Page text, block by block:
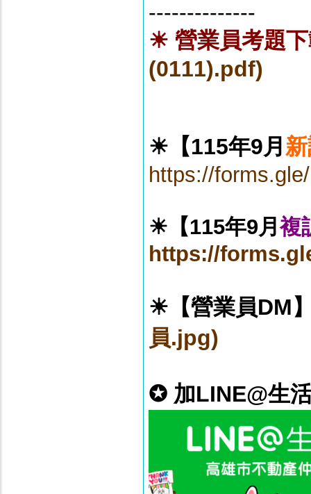
--------------
☀ 營業員考題
(0111).pdf)
☀ 【115年9月
https://
☀ 【115年9月複
https://
☀【營業員DM
員.jpg)
✪ 加LINE@生